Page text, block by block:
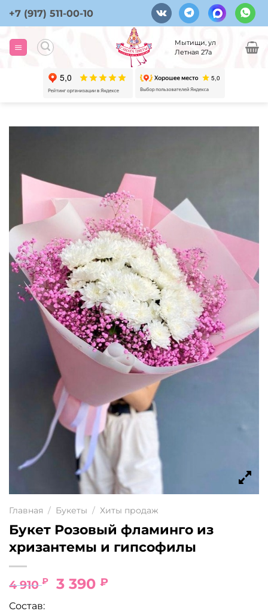
Skip
content
+7 (917) 511-00-10
Мытищи, ул
Летная 27а
Главная / Букеты / Хиты продаж
Букет Розовый фламинго из
хризантемы и гипсофилы
4 910₽
Первоначальная
3 390 ₽Текущая
Состав: